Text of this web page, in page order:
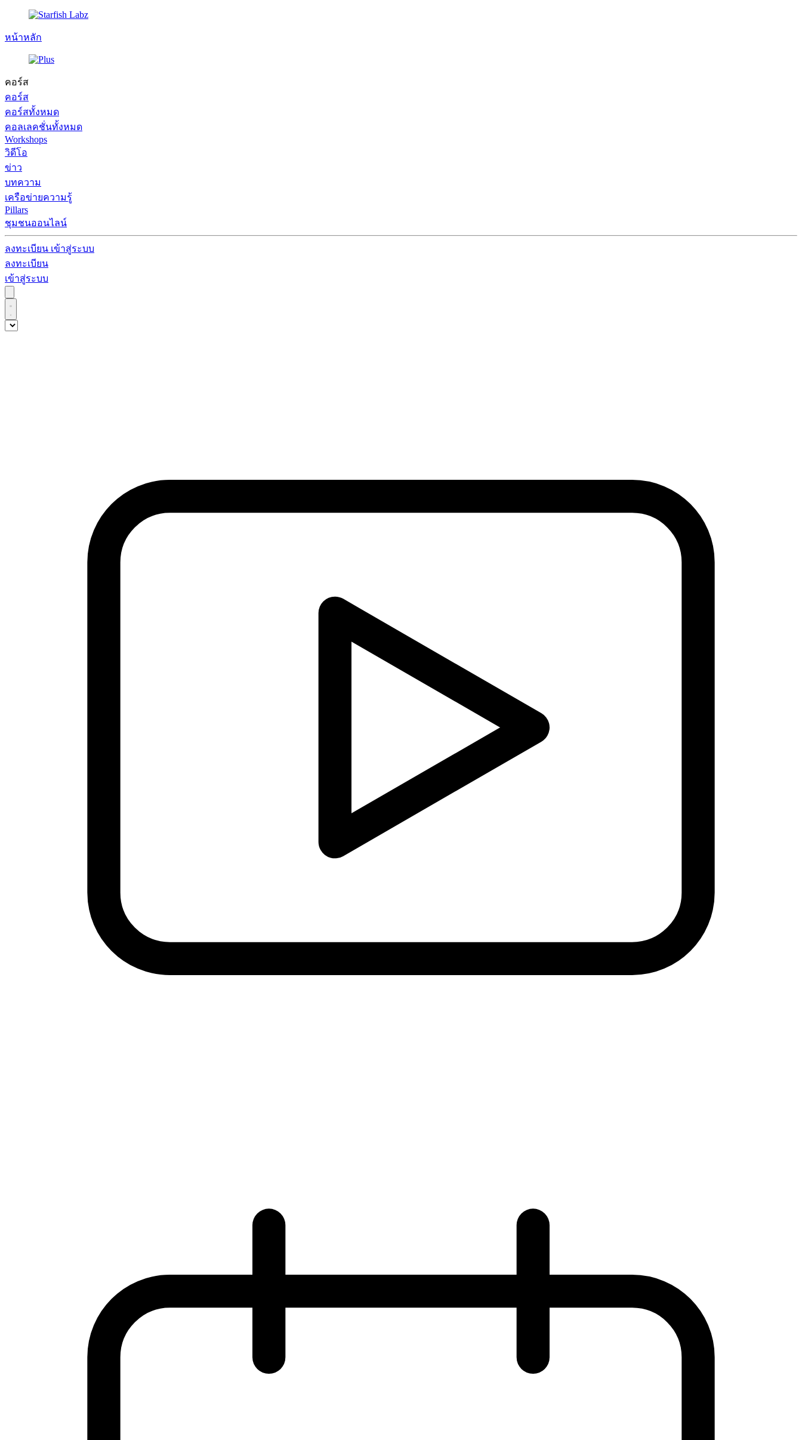
หน้าหลัก
คอร์ส
คอร์ส
คอร์สทั้งหมด
คอลเลคชั่นทั้งหมด
Workshops
วิดีโอ
ข่าว
บทความ
เครือข่ายความรู้
Pillars
ชุมชนออนไลน์
ลงทะเบียน เข้าสู่ระบบ
ลงทะเบียน
เข้าสู่ระบบ